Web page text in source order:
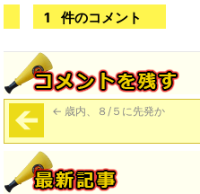
1 件のコメント
← 歳内、８/５に先発か